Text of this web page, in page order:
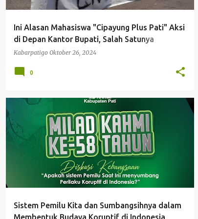
Ini Alasan Mahasiswa "Cipayung Plus Pati" Aksi
di Depan Kantor Bupati, Salah Satunya
Pengisian Perangkat Desa
Kabarpatigo Oktober 26, 2024
0
Sistem Pemilu Kita dan Sumbangsihnya dalam
Membentuk Budaya Koruptif di Indonesia
DISKUSI PUBLIK HMI PATI KAHMI PATI
MD KAHMI PATI MILAD KAHMI